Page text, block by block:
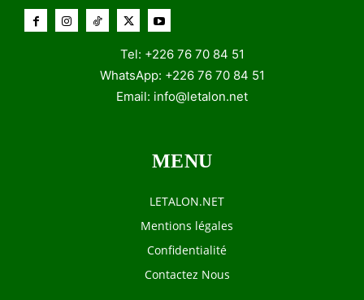
Tel: +226 76 70 84 51
WhatsApp: +226 76 70 84 51
Email: info@letalon.net
MENU
LETALON.NET
Mentions légales
Confidentialité
Contactez Nous